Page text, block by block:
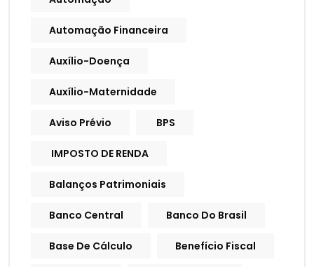
Automação Financeira
Auxílio-Doença
Auxílio-Maternidade
Aviso Prévio BPS
IMPOSTO DE RENDA
Balanços Patrimoniais
Banco Central Banco Do Brasil
Base De Cálculo Benefício Fiscal